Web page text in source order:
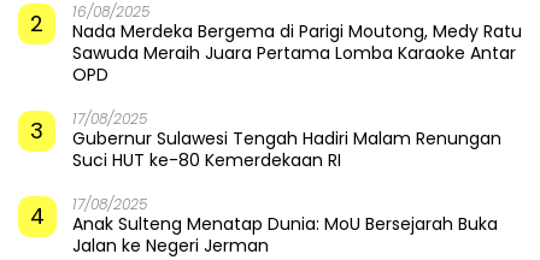
2 16/08/2025
Nada Merdeka Bergema di Parigi Moutong, Medy Ratu
Sawuda Meraih Juara Pertama Lomba Karaoke Antar
OPD
3 17/08/2025
Gubernur Sulawesi Tengah Hadiri Malam Renungan
Suci HUT ke-80 Kemerdekaan RI
4 17/08/2025
Anak Sulteng Menatap Dunia: MoU Bersejarah Buka
Jalan ke Negeri Jerman